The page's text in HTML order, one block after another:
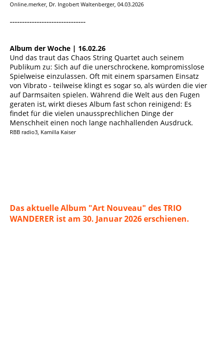
Online.merker, Dr. Ingobert Waltenberger, 04.03.2026
-------------------------------
Album der Woche | 16.02.26
Und das traut das Chaos String Quartet auch seinem
Publikum zu: Sich auf die unerschrockene, kompromisslose
Spielweise einzulassen. Oft mit einem sparsamen Einsatz
von Vibrato - teilweise klingt es sogar so, als würden die vier
auf Darmsaiten spielen. Während die Welt aus den Fugen
geraten ist, wirkt dieses Album fast schon reinigend: Es
findet für die vielen unaussprechlichen Dinge der
Menschheit einen noch lange nachhallenden Ausdruck.
RBB radio3, Kamilla Kaiser
Das aktuelle Album "Art Nouveau" des TRIO
WANDERER ist am 30. Januar 2026 erschienen.